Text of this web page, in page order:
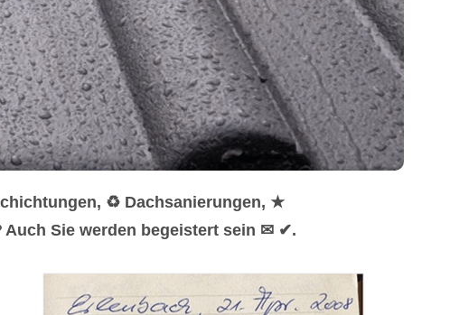
♻ Dachsanierungen, ★
Sie werden begeistert sein ✉ ✔.